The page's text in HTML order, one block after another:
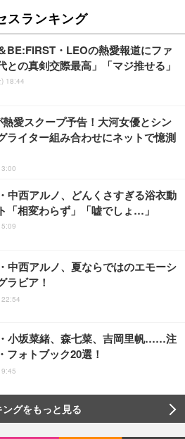
スランキング
BE:FIRST・LEOの熱愛報道にファ
との真剣交際最高」「マジ推せる」
18:44
熱愛スクープ予告！大河女優とシン
ライター組み合わせにネットで憶測
中西アルノ、どんくさすぎる浴衣動
「相変わらず」「嘘でしょ…」
中西アルノ、夏ならではのエモーシ
ラビア！
小坂菜緒、森七菜、吉岡里帆……注
フォトブック20選！
ングをもっと見る